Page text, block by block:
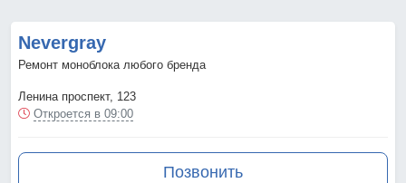
Nevergray
Ремонт моноблока любого бренда
Ленина проспект, 123
Откроется в 09:00
Позвонить